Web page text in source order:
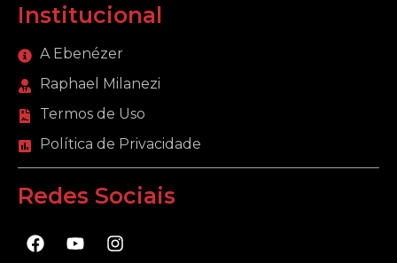
Institucional
A Ebenézer
Raphael Milanezi
Termos de Uso
Política de Privacidade
Redes Sociais
F
a
Y
o
I
n